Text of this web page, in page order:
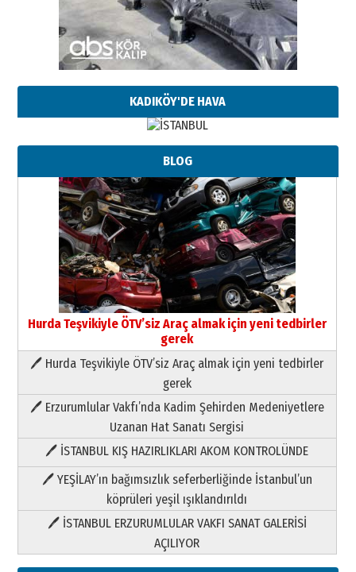
KADIKÖY'DE HAVA
BLOG
Hurda Teşvikiyle ÖTV’siz Araç almak için yeni tedbirler
gerek
🖊 Hurda Teşvikiyle ÖTV’siz Araç almak için yeni tedbirler
gerek
🖊 Erzurumlular Vakfı’nda Kadim Şehirden Medeniyetlere
Uzanan Hat Sanatı Sergisi
🖊 İSTANBUL KIŞ HAZIRLIKLARI AKOM KONTROLÜNDE
🖊 YEŞİLAY’ın bağımsızlık seferberliğinde İstanbul’un
köprüleri yeşil ışıklandırıldı
🖊 İSTANBUL ERZURUMLULAR VAKFI SANAT GALERİSİ
AÇILIYOR
Paranın Aile Kültüründeki Yeri
03 Ağustos 2026 Pazartesi
Yıldırım Gündoğdu
HAVVA’NIN ÜÇ KIZI
09 Temmuz 2026 Perşembe
Yusuf POLAT
Şampiyonluk Sebahattin Şirin’e